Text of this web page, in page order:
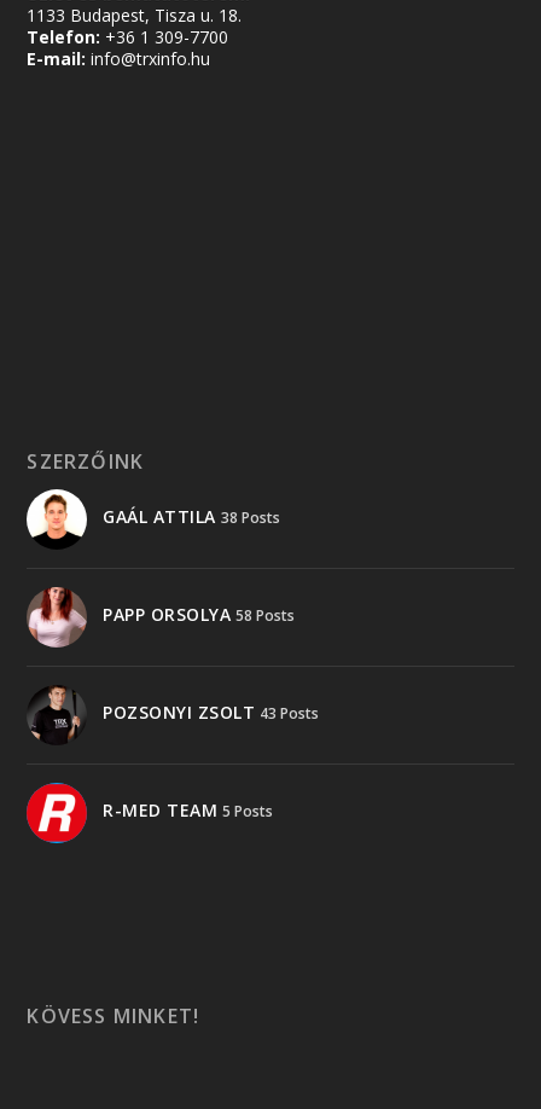
1133 Budapest, Tisza u. 18.
Telefon: +36 1 309-7700
E-mail: info@trxinfo.hu
SZERZŐINK
GAÁL ATTILA 38 Posts
PAPP ORSOLYA 58 Posts
POZSONYI ZSOLT 43 Posts
R-MED TEAM 5 Posts
KÖVESS MINKET!